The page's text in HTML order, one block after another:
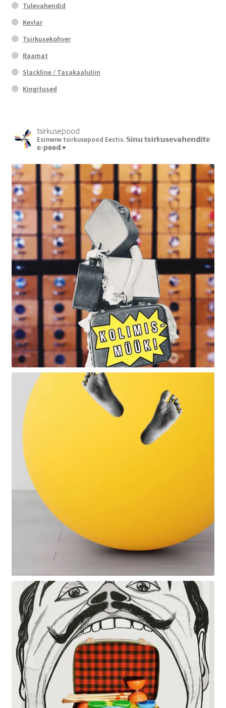
Tulevahendid
Kevlar
Tsirkusekohver
Raamat
Slackline / Tasakaaluliin
Kingitused
tsirkusepood
Esimene tsirkusepood Eestis. 𝕊𝕚𝕟𝕦 𝕥𝕤𝕚𝕣𝕜𝕦𝕤𝕖𝕧𝕒𝕙𝕖𝕟𝕕𝕚𝕥𝕖
𝕖-𝕡𝕠𝕠𝕕.♥︎